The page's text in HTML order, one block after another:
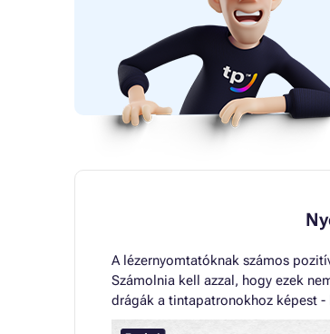
A lézernyomtatóknak számos
Számolnia kell azzal, hogy ezek
drágák a tintapatronokhoz képest